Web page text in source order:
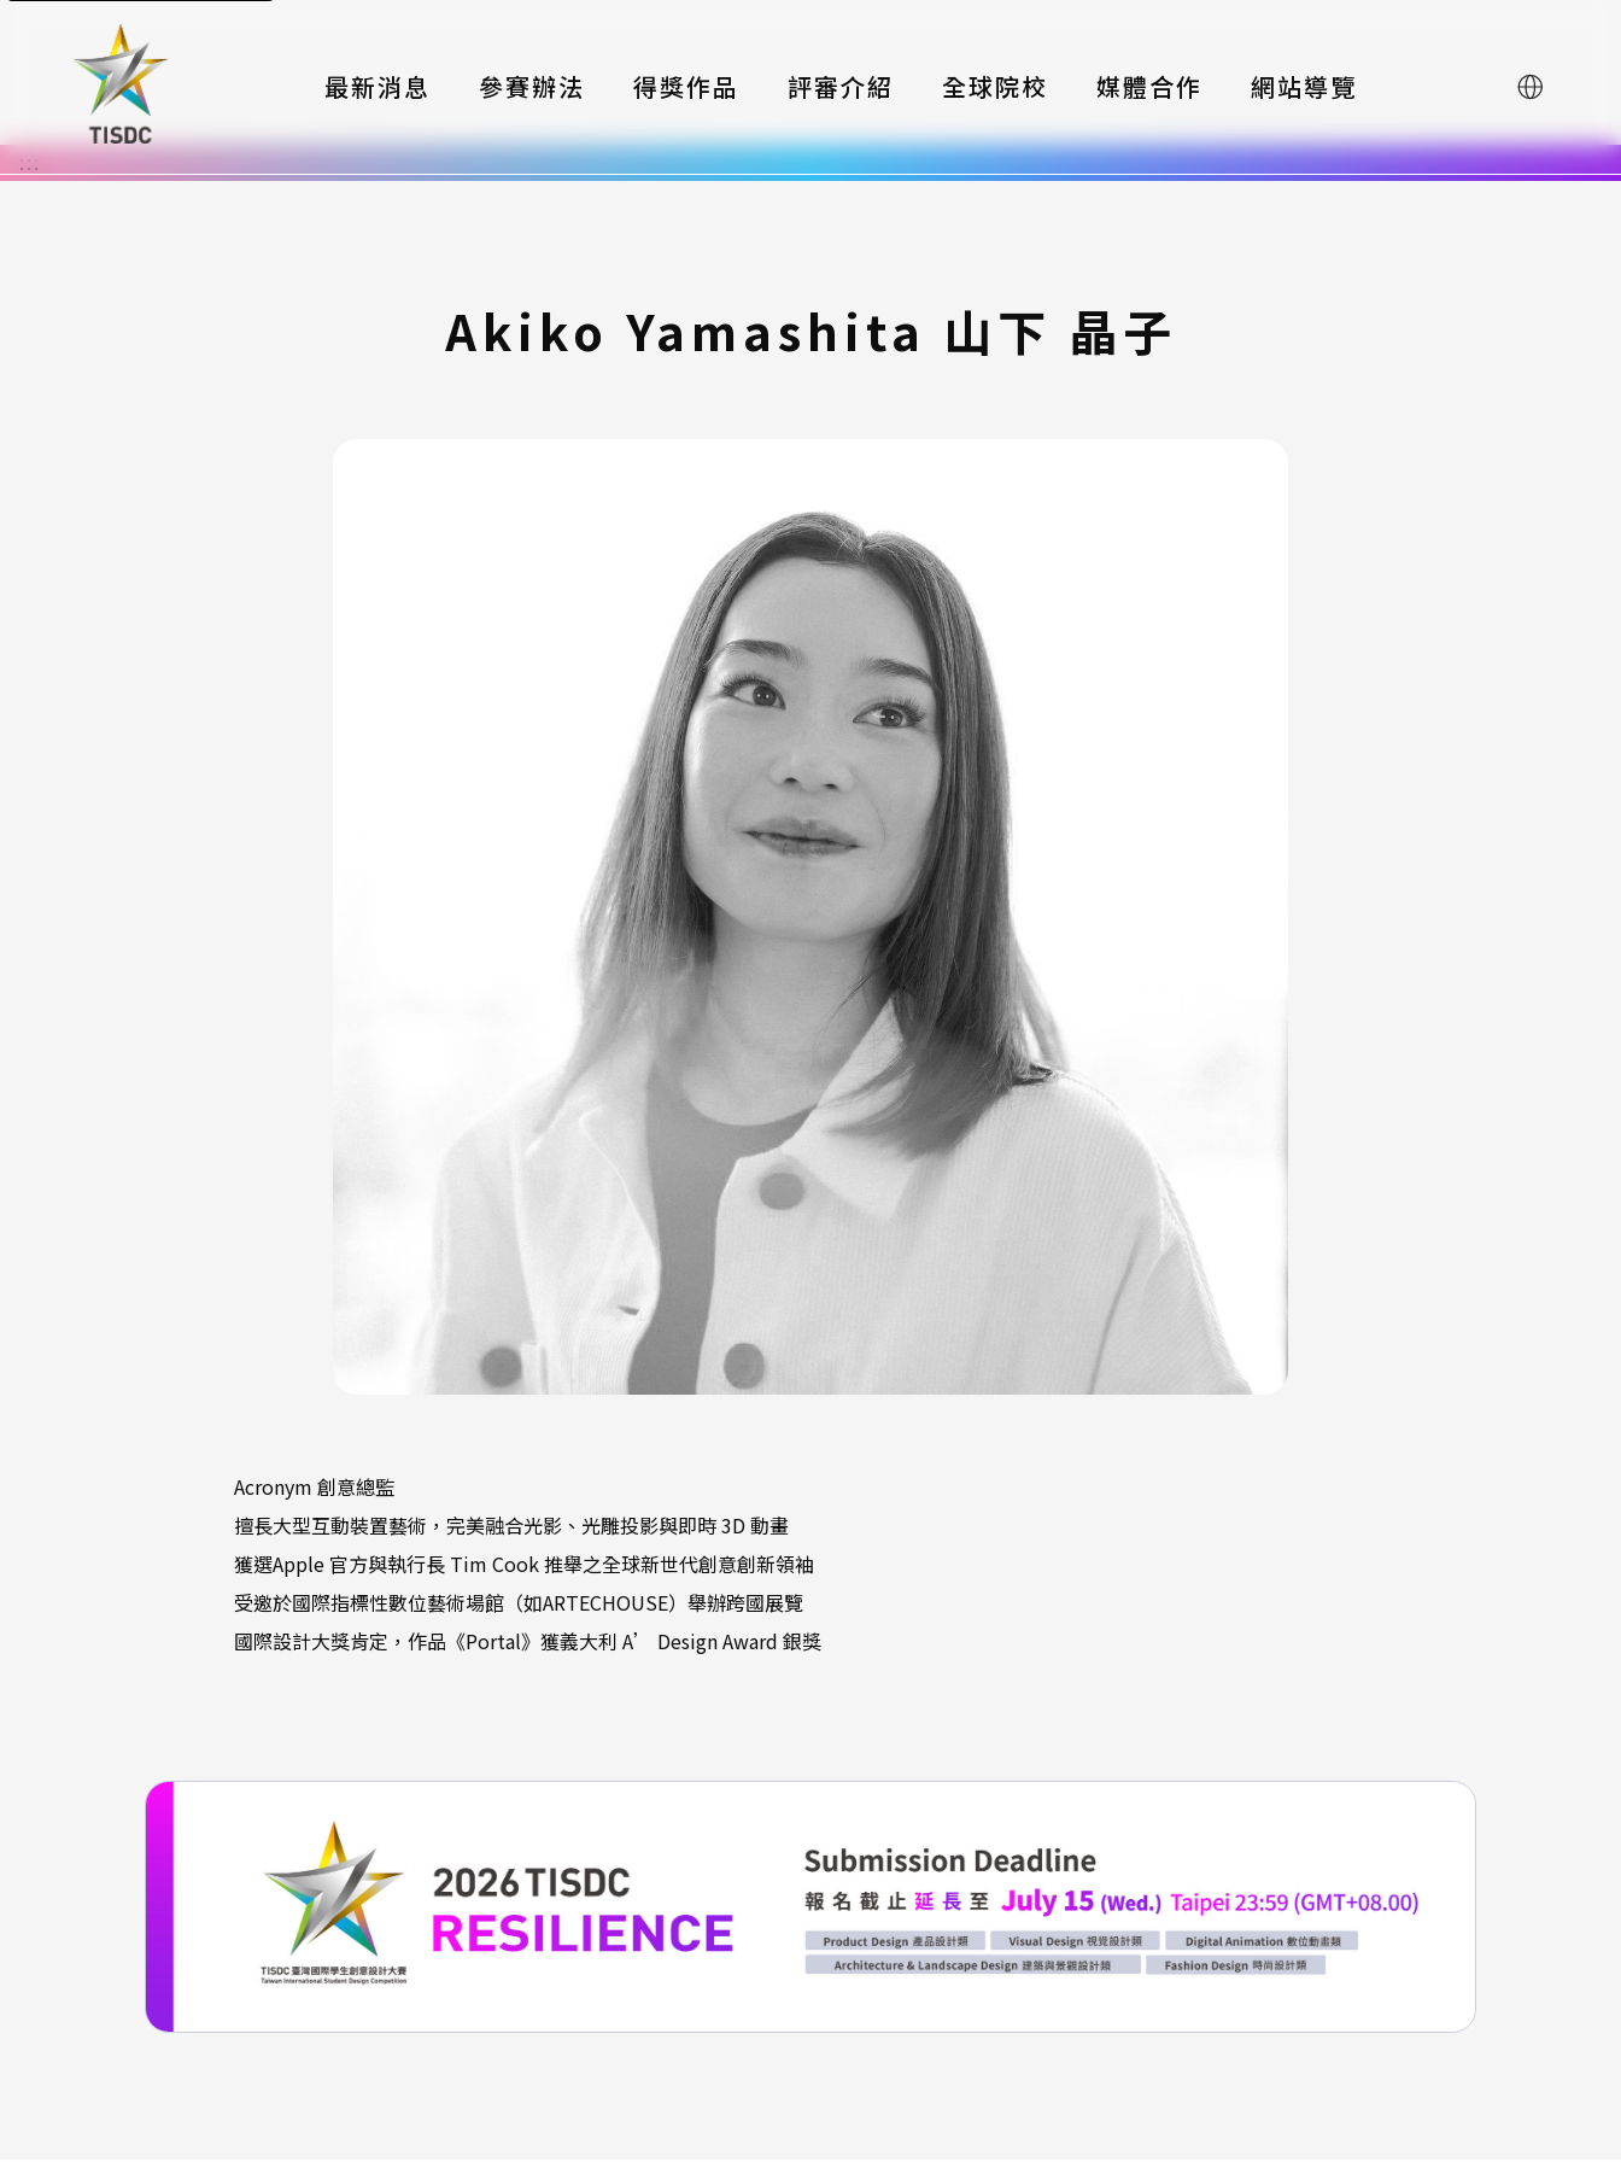
最新消息 參賽辦法
大賽組織
報名格式
得獎作品 評審介紹 全球院校 媒體合作 網站導覽 English
:::
Akiko Yamashita 山下 晶子
Acronym 創意總監
擅長大型互動裝置藝術，完美融合光影、光雕投影與即時 3D 動畫
獲選Apple 官方與執行長 Tim Cook 推舉之全球新世代創意創新領袖
受邀於國際指標性數位藝術場館（如ARTECHOUSE）舉辦跨國展覽
國際設計大獎肯定，作品《Portal》獲義大利 A’ Design Award 銀獎